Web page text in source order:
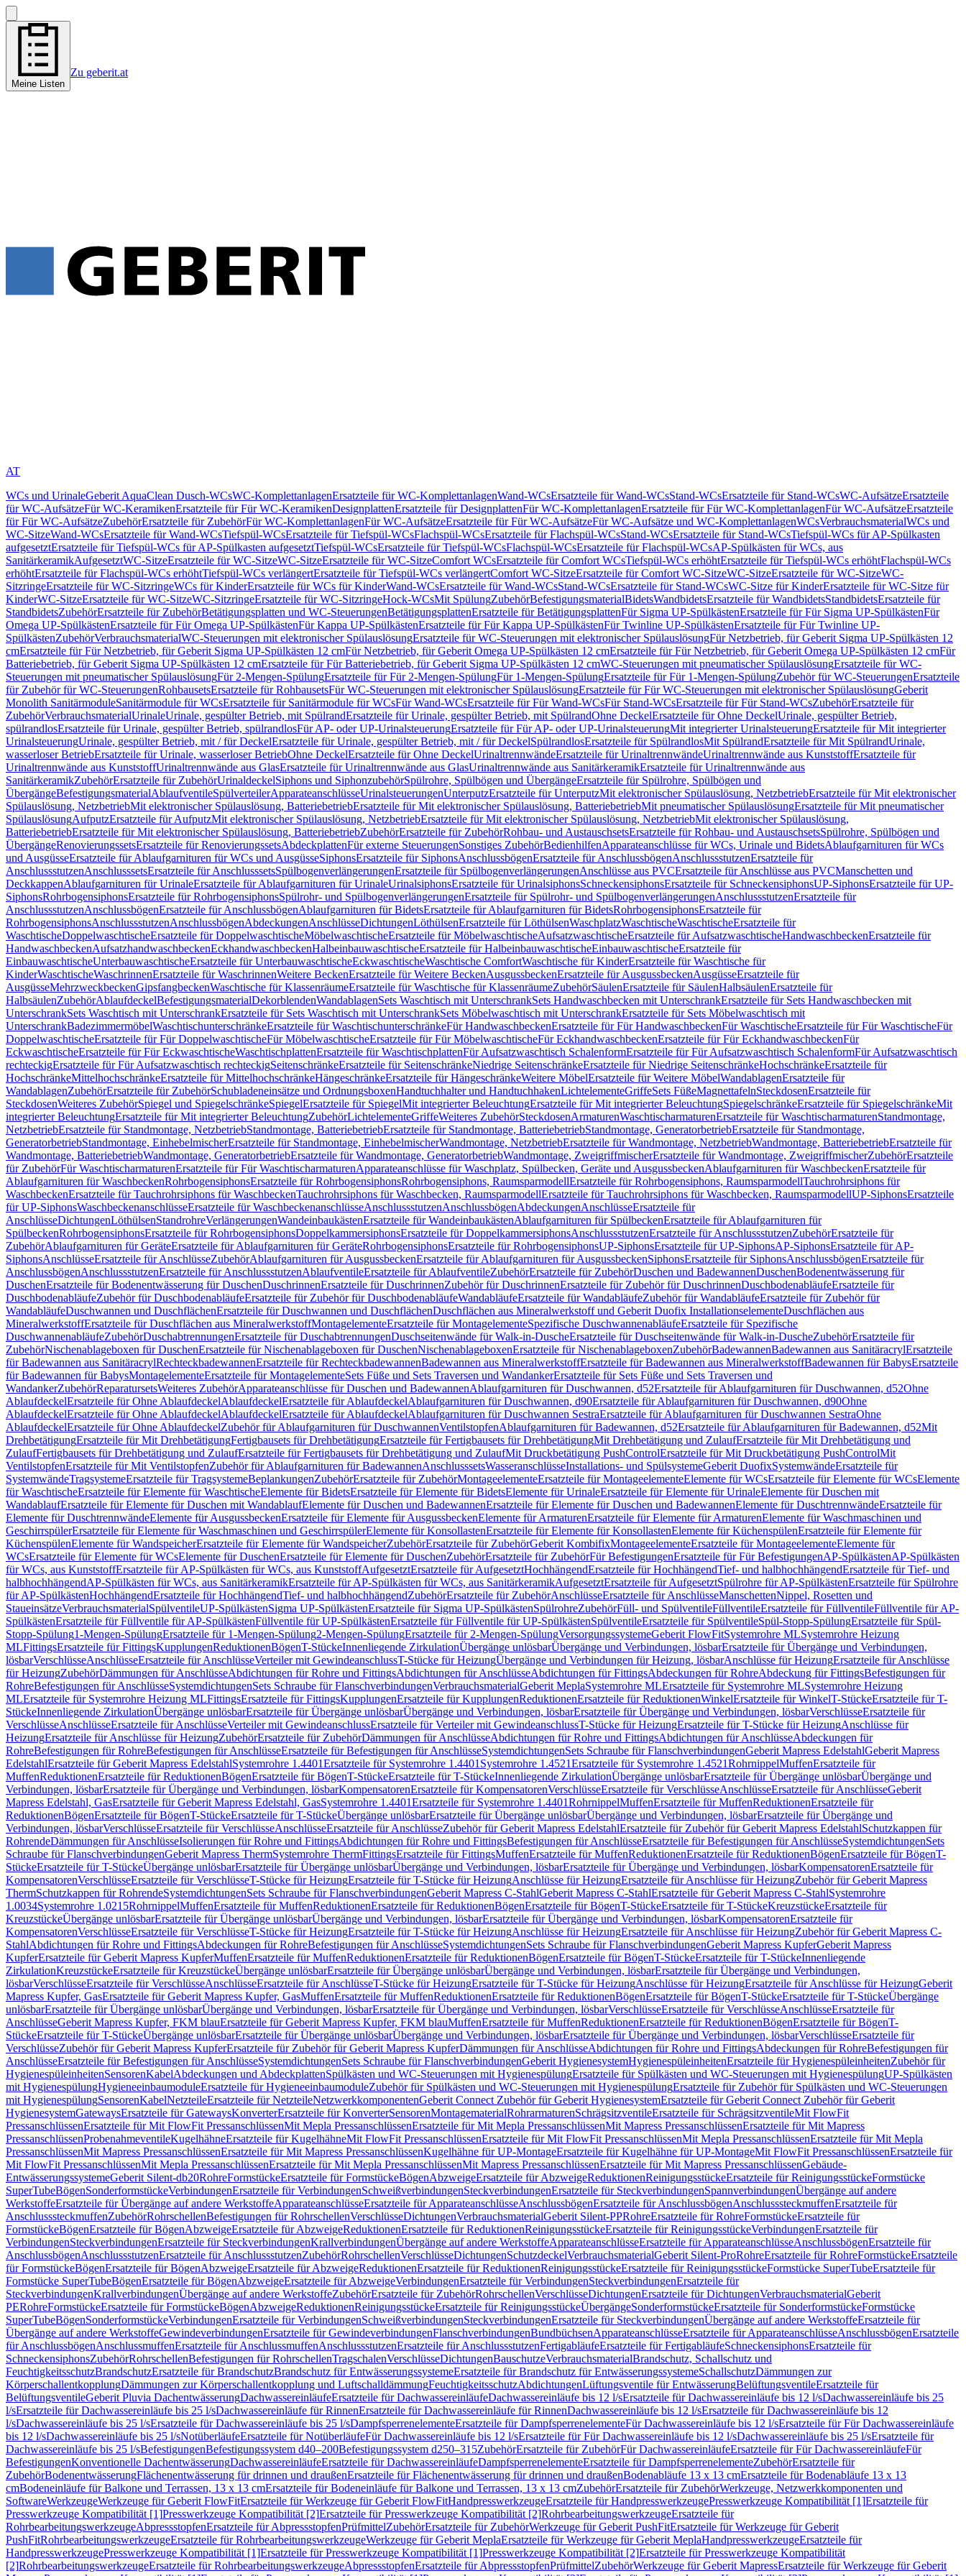
Meine Listen
Zu geberit.at
AT
WCs und UrinaleGeberit AquaClean Dusch-WCsWC-KomplettanlagenErsatzteile für WC-KomplettanlagenWand-WCsErsatzteile für Wand-WCsStand-WCsErsatzteile für Stand-WCsWC-AufsätzeErsatzteile
für WC-AufsätzeFür WC-KeramikenErsatzteile für Für WC-KeramikenDesignplattenErsatzteile für DesignplattenFür WC-KomplettanlagenErsatzteile für Für WC-KomplettanlagenFür WC-AufsätzeErsatzteile
für Für WC-AufsätzeZubehörErsatzteile für ZubehörFür WC-KomplettanlagenFür WC-AufsätzeErsatzteile für Für WC-AufsätzeFür WC-Aufsätze und WC-KomplettanlagenWCsVerbrauchsmaterialWCs und
WC-SitzeWand-WCsErsatzteile für Wand-WCsTiefspül-WCsErsatzteile für Tiefspül-WCsFlachspül-WCsErsatzteile für Flachspül-WCsStand-WCsErsatzteile für Stand-WCsTiefspül-WCs für AP-Spülkasten
aufgesetztErsatzteile für Tiefspül-WCs für AP-Spülkasten aufgesetztTiefspül-WCsErsatzteile für Tiefspül-WCsFlachspül-WCsErsatzteile für Flachspül-WCsAP-Spülkästen für WCs, aus
SanitärkeramikAufgesetztWC-SitzeErsatzteile für WC-SitzeWC-SitzeErsatzteile für WC-SitzeComfort WCsErsatzteile für Comfort WCsTiefspül-WCs erhöhtErsatzteile für Tiefspül-WCs erhöhtFlachspül-WCs
erhöhtErsatzteile für Flachspül-WCs erhöhtTiefspül-WCs verlängertErsatzteile für Tiefspül-WCs verlängertComfort WC-SitzeErsatzteile für Comfort WC-SitzeWC-SitzeErsatzteile für WC-SitzeWC-
SitzringeErsatzteile für WC-SitzringeWCs für KinderErsatzteile für WCs für KinderWand-WCsErsatzteile für Wand-WCsStand-WCsErsatzteile für Stand-WCsWC-Sitze für KinderErsatzteile für WC-Sitze für
KinderWC-SitzeErsatzteile für WC-SitzeWC-SitzringeErsatzteile für WC-SitzringeHock-WCsMit SpülungZubehörBefestigungsmaterialBidetsWandbidetsErsatzteile für WandbidetsStandbidetsErsatzteile für
StandbidetsZubehörErsatzteile für ZubehörBetätigungsplatten und WC-SteuerungenBetätigungsplattenErsatzteile für BetätigungsplattenFür Sigma UP-SpülkästenErsatzteile für Für Sigma UP-SpülkästenFür
Omega UP-SpülkästenErsatzteile für Für Omega UP-SpülkästenFür Kappa UP-SpülkästenErsatzteile für Für Kappa UP-SpülkästenFür Twinline UP-SpülkästenErsatzteile für Für Twinline UP-
SpülkästenZubehörVerbrauchsmaterialWC-Steuerungen mit elektronischer SpülauslösungErsatzteile für WC-Steuerungen mit elektronischer SpülauslösungFür Netzbetrieb, für Geberit Sigma UP-Spülkästen 12
cmErsatzteile für Für Netzbetrieb, für Geberit Sigma UP-Spülkästen 12 cmFür Netzbetrieb, für Geberit Omega UP-Spülkästen 12 cmErsatzteile für Für Netzbetrieb, für Geberit Omega UP-Spülkästen 12 cmFür
Batteriebetrieb, für Geberit Sigma UP-Spülkästen 12 cmErsatzteile für Für Batteriebetrieb, für Geberit Sigma UP-Spülkästen 12 cmWC-Steuerungen mit pneumatischer SpülauslösungErsatzteile für WC-
Steuerungen mit pneumatischer SpülauslösungFür 2-Mengen-SpülungErsatzteile für Für 2-Mengen-SpülungFür 1-Mengen-SpülungErsatzteile für Für 1-Mengen-SpülungZubehör für WC-SteuerungenErsatzteile
für Zubehör für WC-SteuerungenRohbausetsErsatzteile für RohbausetsFür WC-Steuerungen mit elektronischer SpülauslösungErsatzteile für Für WC-Steuerungen mit elektronischer SpülauslösungGeberit
Monolith SanitärmoduleSanitärmodule für WCsErsatzteile für Sanitärmodule für WCsFür Wand-WCsErsatzteile für Für Wand-WCsFür Stand-WCsErsatzteile für Für Stand-WCsZubehörErsatzteile für
ZubehörVerbrauchsmaterialUrinaleUrinale, gespülter Betrieb, mit SpülrandErsatzteile für Urinale, gespülter Betrieb, mit SpülrandOhne DeckelErsatzteile für Ohne DeckelUrinale, gespülter Betrieb,
spülrandlosErsatzteile für Urinale, gespülter Betrieb, spülrandlosFür AP- oder UP-UrinalsteuerungErsatzteile für Für AP- oder UP-UrinalsteuerungMit integrierter UrinalsteuerungErsatzteile für Mit integrierter
UrinalsteuerungUrinale, gespülter Betrieb, mit / für DeckelErsatzteile für Urinale, gespülter Betrieb, mit / für DeckelSpülrandlosErsatzteile für SpülrandlosMit SpülrandErsatzteile für Mit SpülrandUrinale,
wasserloser BetriebErsatzteile für Urinale, wasserloser BetriebOhne DeckelErsatzteile für Ohne DeckelUrinaltrennwändeErsatzteile für UrinaltrennwändeUrinaltrennwände aus KunststoffErsatzteile für
Urinaltrennwände aus KunststoffUrinaltrennwände aus GlasErsatzteile für Urinaltrennwände aus GlasUrinaltrennwände aus SanitärkeramikErsatzteile für Urinaltrennwände aus
SanitärkeramikZubehörErsatzteile für ZubehörUrinaldeckelSiphons und SiphonzubehörSpülrohre, Spülbögen und ÜbergängeErsatzteile für Spülrohre, Spülbögen und
ÜbergängeBefestigungsmaterialAblaufventileSpülverteilerApparateanschlüsseUrinalsteuerungenUnterputzErsatzteile für UnterputzMit elektronischer Spülauslösung, NetzbetriebErsatzteile für Mit elektronischer
Spülauslösung, NetzbetriebMit elektronischer Spülauslösung, BatteriebetriebErsatzteile für Mit elektronischer Spülauslösung, BatteriebetriebMit pneumatischer SpülauslösungErsatzteile für Mit pneumatischer
SpülauslösungAufputzErsatzteile für AufputzMit elektronischer Spülauslösung, NetzbetriebErsatzteile für Mit elektronischer Spülauslösung, NetzbetriebMit elektronischer Spülauslösung,
BatteriebetriebErsatzteile für Mit elektronischer Spülauslösung, BatteriebetriebZubehörErsatzteile für ZubehörRohbau- und AustauschsetsErsatzteile für Rohbau- und AustauschsetsSpülrohre, Spülbögen und
ÜbergängeRenovierungssetsErsatzteile für RenovierungssetsAbdeckplattenFür externe SteuerungenSonstiges ZubehörBedienhilfenApparateanschlüsse für WCs, Urinale und BidetsAblaufgarnituren für WCs
und AusgüsseErsatzteile für Ablaufgarnituren für WCs und AusgüsseSiphonsErsatzteile für SiphonsAnschlussbögenErsatzteile für AnschlussbögenAnschlussstutzenErsatzteile für
AnschlussstutzenAnschlusssetsErsatzteile für AnschlusssetsSpülbogenverlängerungenErsatzteile für SpülbogenverlängerungenAnschlüsse aus PVCErsatzteile für Anschlüsse aus PVCManschetten und
DeckkappenAblaufgarnituren für UrinaleErsatzteile für Ablaufgarnituren für UrinaleUrinalsiphonsErsatzteile für UrinalsiphonsSchneckensiphonsErsatzteile für SchneckensiphonsUP-SiphonsErsatzteile für UP-
SiphonsRohrbogensiphonsErsatzteile für RohrbogensiphonsSpülrohr- und SpülbogenverlängerungenErsatzteile für Spülrohr- und SpülbogenverlängerungenAnschlussstutzenErsatzteile für
AnschlussstutzenAnschlussbögenErsatzteile für AnschlussbögenAblaufgarnituren für BidetsErsatzteile für Ablaufgarnituren für BidetsRohrbogensiphonsErsatzteile für
RohrbogensiphonsAnschlussstutzenAnschlussbögenAbdeckungenAnschlüsseDichtungenLöthülsenErsatzteile für LöthülsenWaschplatzWaschtischeWaschtischeErsatzteile für
WaschtischeDoppelwaschtischeErsatzteile für DoppelwaschtischeMöbelwaschtischeErsatzteile für MöbelwaschtischeAufsatzwaschtischeErsatzteile für AufsatzwaschtischeHandwaschbeckenErsatzteile für
HandwaschbeckenAufsatzhandwaschbeckenEckhandwaschbeckenHalbeinbauwaschtischeErsatzteile für HalbeinbauwaschtischeEinbauwaschtischeErsatzteile für
EinbauwaschtischeUnterbauwaschtischeErsatzteile für UnterbauwaschtischeEckwaschtischeWaschtische ComfortWaschtische für KinderErsatzteile für Waschtische für
KinderWaschtischeWaschrinnenErsatzteile für WaschrinnenWeitere BeckenErsatzteile für Weitere BeckenAusgussbeckenErsatzteile für AusgussbeckenAusgüsseErsatzteile für
AusgüsseMehrzweckbeckenGipsfangbeckenWaschtische für KlassenräumeErsatzteile für Waschtische für KlassenräumeZubehörSäulenErsatzteile für SäulenHalbsäulenErsatzteile für
HalbsäulenZubehörAblaufdeckelBefestigungsmaterialDekorblendenWandablagenSets Waschtisch mit UnterschrankSets Handwaschbecken mit UnterschrankErsatzteile für Sets Handwaschbecken mit
UnterschrankSets Waschtisch mit UnterschrankErsatzteile für Sets Waschtisch mit UnterschrankSets Möbelwaschtisch mit UnterschrankErsatzteile für Sets Möbelwaschtisch mit
UnterschrankBadezimmermöbelWaschtischunterschränkeErsatzteile für WaschtischunterschränkeFür HandwaschbeckenErsatzteile für Für HandwaschbeckenFür WaschtischeErsatzteile für Für WaschtischeFür
DoppelwaschtischeErsatzteile für Für DoppelwaschtischeFür MöbelwaschtischeErsatzteile für Für MöbelwaschtischeFür EckhandwaschbeckenErsatzteile für Für EckhandwaschbeckenFür
EckwaschtischeErsatzteile für Für EckwaschtischeWaschtischplattenErsatzteile für WaschtischplattenFür Aufsatzwaschtisch SchalenformErsatzteile für Für Aufsatzwaschtisch SchalenformFür Aufsatzwaschtisch
rechteckigErsatzteile für Für Aufsatzwaschtisch rechteckigSeitenschränkeErsatzteile für SeitenschränkeNiedrige SeitenschränkeErsatzteile für Niedrige SeitenschränkeHochschränkeErsatzteile für
HochschränkeMittelhochschränkeErsatzteile für MittelhochschränkeHängeschränkeErsatzteile für HängeschränkeWeitere MöbelErsatzteile für Weitere MöbelWandablagenErsatzteile für
WandablagenZubehörErsatzteile für ZubehörSchubladeneinsätze und OrdnungsboxenHandtuchhalter und HandtuchhakenLichtelementeGriffeSets FüßeMagnettafelnSteckdosenErsatzteile für
SteckdosenWeiteres ZubehörSpiegel und SpiegelschränkeSpiegelErsatzteile für SpiegelMit integrierter BeleuchtungErsatzteile für Mit integrierter BeleuchtungSpiegelschränkeErsatzteile für SpiegelschränkeMit
integrierter BeleuchtungErsatzteile für Mit integrierter BeleuchtungZubehörLichtelementeGriffeWeiteres ZubehörSteckdosenArmaturenWaschtischarmaturenErsatzteile für WaschtischarmaturenStandmontage,
NetzbetriebErsatzteile für Standmontage, NetzbetriebStandmontage, BatteriebetriebErsatzteile für Standmontage, BatteriebetriebStandmontage, GeneratorbetriebErsatzteile für Standmontage,
GeneratorbetriebStandmontage, EinhebelmischerErsatzteile für Standmontage, EinhebelmischerWandmontage, NetzbetriebErsatzteile für Wandmontage, NetzbetriebWandmontage, BatteriebetriebErsatzteile für
Wandmontage, BatteriebetriebWandmontage, GeneratorbetriebErsatzteile für Wandmontage, GeneratorbetriebWandmontage, ZweigriffmischerErsatzteile für Wandmontage, ZweigriffmischerZubehörErsatzteile
für ZubehörFür WaschtischarmaturenErsatzteile für Für WaschtischarmaturenApparateanschlüsse für Waschplatz, Spülbecken, Geräte und AusgussbeckenAblaufgarnituren für WaschbeckenErsatzteile für
Ablaufgarnituren für WaschbeckenRohrbogensiphonsErsatzteile für RohrbogensiphonsRohrbogensiphons, RaumsparmodellErsatzteile für Rohrbogensiphons, RaumsparmodellTauchrohrsiphons für
WaschbeckenErsatzteile für Tauchrohrsiphons für WaschbeckenTauchrohrsiphons für Waschbecken, RaumsparmodellErsatzteile für Tauchrohrsiphons für Waschbecken, RaumsparmodellUP-SiphonsErsatzteile
für UP-SiphonsWaschbeckenanschlüsseErsatzteile für WaschbeckenanschlüsseAnschlussstutzenAnschlussbögenAbdeckungenAnschlüsseErsatzteile für
AnschlüsseDichtungenLöthülsenStandrohreVerlängerungenWandeinbaukästenErsatzteile für WandeinbaukästenAblaufgarnituren für SpülbeckenErsatzteile für Ablaufgarnituren für
SpülbeckenRohrbogensiphonsErsatzteile für RohrbogensiphonsDoppelkammersiphonsErsatzteile für DoppelkammersiphonsAnschlussstutzenErsatzteile für AnschlussstutzenZubehörErsatzteile für
ZubehörAblaufgarnituren für GeräteErsatzteile für Ablaufgarnituren für GeräteRohrbogensiphonsErsatzteile für RohrbogensiphonsUP-SiphonsErsatzteile für UP-SiphonsAP-SiphonsErsatzteile für AP-
SiphonsAnschlüsseErsatzteile für AnschlüsseZubehörAblaufgarnituren für AusgussbeckenErsatzteile für Ablaufgarnituren für AusgussbeckenSiphonsErsatzteile für SiphonsAnschlussbögenErsatzteile für
AnschlussbögenAnschlussstutzenErsatzteile für AnschlussstutzenAblaufventileErsatzteile für AblaufventileZubehörErsatzteile für ZubehörDuschen und BadewannenDuschenBodenentwässerung für
DuschenErsatzteile für Bodenentwässerung für DuschenDuschrinnenErsatzteile für DuschrinnenZubehör für DuschrinnenErsatzteile für Zubehör für DuschrinnenDuschbodenabläufeErsatzteile für
DuschbodenabläufeZubehör für DuschbodenabläufeErsatzteile für Zubehör für DuschbodenabläufeWandabläufeErsatzteile für WandabläufeZubehör für WandabläufeErsatzteile für Zubehör für
WandabläufeDuschwannen und DuschflächenErsatzteile für Duschwannen und DuschflächenDuschflächen aus Mineralwerkstoff und Geberit Duofix InstallationselementeDuschflächen aus
MineralwerkstoffErsatzteile für Duschflächen aus MineralwerkstoffMontagelementeErsatzteile für MontagelementeSpezifische DuschwannenabläufeErsatzteile für Spezifische
DuschwannenabläufeZubehörDuschabtrennungenErsatzteile für DuschabtrennungenDuschseitenwände für Walk-in-DuscheErsatzteile für Duschseitenwände für Walk-in-DuscheZubehörErsatzteile für
ZubehörNischenablageboxen für DuschenErsatzteile für Nischenablageboxen für DuschenNischenablageboxenErsatzteile für NischenablageboxenZubehörBadewannenBadewannen aus SanitäracrylErsatzteile
für Badewannen aus SanitäracrylRechteckbadewannenErsatzteile für RechteckbadewannenBadewannen aus MineralwerkstoffErsatzteile für Badewannen aus MineralwerkstoffBadewannen für BabysErsatzteile
für Badewannen für BabysMontagelementeErsatzteile für MontagelementeSets Füße und Sets Traversen und WandankerErsatzteile für Sets Füße und Sets Traversen und
WandankerZubehörReparatursetsWeiteres ZubehörApparateanschlüsse für Duschen und BadewannenAblaufgarnituren für Duschwannen, d52Ersatzteile für Ablaufgarnituren für Duschwannen, d52Ohne
AblaufdeckelErsatzteile für Ohne AblaufdeckelAblaufdeckelErsatzteile für AblaufdeckelAblaufgarnituren für Duschwannen, d90Ersatzteile für Ablaufgarnituren für Duschwannen, d90Ohne
AblaufdeckelErsatzteile für Ohne AblaufdeckelAblaufdeckelErsatzteile für AblaufdeckelAblaufgarnituren für Duschwannen SestraErsatzteile für Ablaufgarnituren für Duschwannen SestraOhne
AblaufdeckelErsatzteile für Ohne AblaufdeckelZubehör für Ablaufgarnituren für DuschwannenVentilstopfenAblaufgarnituren für Badewannen, d52Ersatzteile für Ablaufgarnituren für Badewannen, d52Mit
DrehbetätigungErsatzteile für Mit DrehbetätigungFertigbausets für DrehbetätigungErsatzteile für Fertigbausets für DrehbetätigungMit Drehbetätigung und ZulaufErsatzteile für Mit Drehbetätigung und
ZulaufFertigbausets für Drehbetätigung und ZulaufErsatzteile für Fertigbausets für Drehbetätigung und ZulaufMit Druckbetätigung PushControlErsatzteile für Mit Druckbetätigung PushControlMit
VentilstopfenErsatzteile für Mit VentilstopfenZubehör für Ablaufgarnituren für BadewannenAnschlusssetsWasseranschlüsseInstallations- und SpülsystemeGeberit DuofixSystemwändeErsatzteile für
SystemwändeTragsystemeErsatzteile für TragsystemeBeplankungenZubehörErsatzteile für ZubehörMontageelementeErsatzteile für MontageelementeElemente für WCsErsatzteile für Elemente für WCsElemente
für WaschtischeErsatzteile für Elemente für WaschtischeElemente für BidetsErsatzteile für Elemente für BidetsElemente für UrinaleErsatzteile für Elemente für UrinaleElemente für Duschen mit
WandablaufErsatzteile für Elemente für Duschen mit WandablaufElemente für Duschen und BadewannenErsatzteile für Elemente für Duschen und BadewannenElemente für DuschtrennwändeErsatzteile für
Elemente für DuschtrennwändeElemente für AusgussbeckenErsatzteile für Elemente für AusgussbeckenElemente für ArmaturenErsatzteile für Elemente für ArmaturenElemente für Waschmaschinen und
GeschirrspülerErsatzteile für Elemente für Waschmaschinen und GeschirrspülerElemente für KonsollastenErsatzteile für Elemente für KonsollastenElemente für KüchenspülenErsatzteile für Elemente für
KüchenspülenElemente für WandspeicherErsatzteile für Elemente für WandspeicherZubehörErsatzteile für ZubehörGeberit KombifixMontageelementeErsatzteile für MontageelementeElemente für
WCsErsatzteile für Elemente für WCsElemente für DuschenErsatzteile für Elemente für DuschenZubehörErsatzteile für ZubehörFür BefestigungenErsatzteile für Für BefestigungenAP-SpülkästenAP-Spülkästen
für WCs, aus KunststoffErsatzteile für AP-Spülkästen für WCs, aus KunststoffAufgesetztErsatzteile für AufgesetztHochhängendErsatzteile für HochhängendTief- und halbhochhängendErsatzteile für Tief- und
halbhochhängendAP-Spülkästen für WCs, aus SanitärkeramikErsatzteile für AP-Spülkästen für WCs, aus SanitärkeramikAufgesetztErsatzteile für AufgesetztSpülrohre für AP-SpülkästenErsatzteile für Spülrohre
für AP-SpülkästenHochhängendErsatzteile für HochhängendTief- und halbhochhängendZubehörErsatzteile für ZubehörAnschlüsseErsatzteile für AnschlüsseManschettenNippel, Rosetten und
StaueinsätzeVerbrauchsmaterialSpülventileUP-SpülkästenSigma UP-SpülkästenErsatzteile für Sigma UP-SpülkästenSpülrohreZubehörFüll- und SpülventileFüllventileErsatzteile für FüllventileFüllventile für AP-
SpülkästenErsatzteile für Füllventile für AP-SpülkästenFüllventile für UP-SpülkästenErsatzteile für Füllventile für UP-SpülkästenSpülventileErsatzteile für SpülventileSpül-Stopp-SpülungErsatzteile für Spül-
Stopp-Spülung1-Mengen-SpülungErsatzteile für 1-Mengen-Spülung2-Mengen-SpülungErsatzteile für 2-Mengen-SpülungVersorgungssystemeGeberit FlowFitSystemrohre MLSystemrohre Heizung
MLFittingsErsatzteile für FittingsKupplungenReduktionenBögenT-StückeInnenliegende ZirkulationÜbergänge unlösbarÜbergänge und Verbindungen, lösbarErsatzteile für Übergänge und Verbindungen,
lösbarVerschlüsseAnschlüsseErsatzteile für AnschlüsseVerteiler mit GewindeanschlussT-Stücke für HeizungÜbergänge und Verbindungen für Heizung, lösbarAnschlüsse für HeizungErsatzteile für Anschlüsse
für HeizungZubehörDämmungen für AnschlüsseAbdichtungen für Rohre und FittingsAbdichtungen für AnschlüsseAbdichtungen für FittingsAbdeckungen für RohreAbdeckung für FittingsBefestigungen für
RohreBefestigungen für AnschlüsseSystemdichtungenSets Schraube für FlanschverbindungenVerbrauchsmaterialGeberit MeplaSystemrohre MLErsatzteile für Systemrohre MLSystemrohre Heizung
MLErsatzteile für Systemrohre Heizung MLFittingsErsatzteile für FittingsKupplungenErsatzteile für KupplungenReduktionenErsatzteile für ReduktionenWinkelErsatzteile für WinkelT-StückeErsatzteile für T-
StückeInnenliegende ZirkulationÜbergänge unlösbarErsatzteile für Übergänge unlösbarÜbergänge und Verbindungen, lösbarErsatzteile für Übergänge und Verbindungen, lösbarVerschlüsseErsatzteile für
VerschlüsseAnschlüsseErsatzteile für AnschlüsseVerteiler mit GewindeanschlussErsatzteile für Verteiler mit GewindeanschlussT-Stücke für HeizungErsatzteile für T-Stücke für HeizungAnschlüsse für
HeizungErsatzteile für Anschlüsse für HeizungZubehörErsatzteile für ZubehörDämmungen für AnschlüsseAbdichtungen für Rohre und FittingsAbdichtungen für AnschlüsseAbdeckungen für
RohreBefestigungen für RohreBefestigungen für AnschlüsseErsatzteile für Befestigungen für AnschlüsseSystemdichtungenSets Schraube für FlanschverbindungenGeberit Mapress EdelstahlGeberit Mapress
EdelstahlErsatzteile für Geberit Mapress EdelstahlSystemrohre 1.4401Ersatzteile für Systemrohre 1.4401 Systemrohre 1.4521Ersatzteile für Systemrohre 1.4521RohrnippelMuffenErsatzteile für
MuffenReduktionenErsatzteile für ReduktionenBögenErsatzteile für BögenT-StückeErsatzteile für T-StückeInnenliegende ZirkulationÜbergänge unlösbarErsatzteile für Übergänge unlösbarÜbergänge und
Verbindungen, lösbarErsatzteile für Übergänge und Verbindungen, lösbarKompensatorenErsatzteile für KompensatorenVerschlüsseErsatzteile für VerschlüsseAnschlüsseErsatzteile für AnschlüsseGeberit
Mapress Edelstahl, GasErsatzteile für Geberit Mapress Edelstahl, GasSystemrohre 1.4401Ersatzteile für Systemrohre 1.4401RohrnippelMuffenErsatzteile für MuffenReduktionenErsatzteile für
ReduktionenBögenErsatzteile für BögenT-StückeErsatzteile für T-StückeÜbergänge unlösbarErsatzteile für Übergänge unlösbarÜbergänge und Verbindungen, lösbarErsatzteile für Übergänge und
Verbindungen, lösbarVerschlüsseErsatzteile für VerschlüsseAnschlüsseErsatzteile für AnschlüsseZubehör für Geberit Mapress EdelstahlErsatzteile für Zubehör für Geberit Mapress EdelstahlSchutzkappen für
RohrendeDämmungen für AnschlüsseIsolierungen für Rohre und FittingsAbdichtungen für Rohre und FittingsBefestigungen für AnschlüsseErsatzteile für Befestigungen für AnschlüsseSystemdichtungenSets
Schraube für FlanschverbindungenGeberit Mapress ThermSystemrohre ThermFittingsErsatzteile für FittingsMuffenErsatzteile für MuffenReduktionenErsatzteile für ReduktionenBögenErsatzteile für BögenT-
StückeErsatzteile für T-StückeÜbergänge unlösbarErsatzteile für Übergänge unlösbarÜbergänge und Verbindungen, lösbarErsatzteile für Übergänge und Verbindungen, lösbarKompensatorenErsatzteile für
KompensatorenVerschlüsseErsatzteile für VerschlüsseT-Stücke für HeizungErsatzteile für T-Stücke für HeizungAnschlüsse für HeizungErsatzteile für Anschlüsse für HeizungZubehör für Geberit Mapress
ThermSchutzkappen für RohrendeSystemdichtungenSets Schraube für FlanschverbindungenGeberit Mapress C-StahlGeberit Mapress C-StahlErsatzteile für Geberit Mapress C-StahlSystemrohre
1.0034Systemrohre 1.0215RohrnippelMuffenErsatzteile für MuffenReduktionenErsatzteile für ReduktionenBögenErsatzteile für BögenT-StückeErsatzteile für T-StückeKreuzstückeErsatzteile für
KreuzstückeÜbergänge unlösbarErsatzteile für Übergänge unlösbarÜbergänge und Verbindungen, lösbarErsatzteile für Übergänge und Verbindungen, lösbarKompensatorenErsatzteile für
KompensatorenVerschlüsseErsatzteile für VerschlüsseT-Stücke für HeizungErsatzteile für T-Stücke für HeizungAnschlüsse für HeizungErsatzteile für Anschlüsse für HeizungZubehör für Geberit Mapress C-
StahlAbdichtungen für Rohre und FittingsAbdeckungen für RohreBefestigungen für AnschlüsseSystemdichtungenSets Schraube für FlanschverbindungenGeberit Mapress KupferGeberit Mapress
KupferErsatzteile für Geberit Mapress KupferMuffenErsatzteile für MuffenReduktionenErsatzteile für ReduktionenBögenErsatzteile für BögenT-StückeErsatzteile für T-StückeInnenliegende
ZirkulationKreuzstückeErsatzteile für KreuzstückeÜbergänge unlösbarErsatzteile für Übergänge unlösbarÜbergänge und Verbindungen, lösbarErsatzteile für Übergänge und Verbindungen,
lösbarVerschlüsseErsatzteile für VerschlüsseAnschlüsseErsatzteile für AnschlüsseT-Stücke für HeizungErsatzteile für T-Stücke für HeizungAnschlüsse für HeizungErsatzteile für Anschlüsse für HeizungGeberit
Mapress Kupfer, GasErsatzteile für Geberit Mapress Kupfer, GasMuffenErsatzteile für MuffenReduktionenErsatzteile für ReduktionenBögenErsatzteile für BögenT-StückeErsatzteile für T-StückeÜbergänge
unlösbarErsatzteile für Übergänge unlösbarÜbergänge und Verbindungen, lösbarErsatzteile für Übergänge und Verbindungen, lösbarVerschlüsseErsatzteile für VerschlüsseAnschlüsseErsatzteile für
AnschlüsseGeberit Mapress Kupfer, FKM blauErsatzteile für Geberit Mapress Kupfer, FKM blauMuffenErsatzteile für MuffenReduktionenErsatzteile für ReduktionenBögenErsatzteile für BögenT-
StückeErsatzteile für T-StückeÜbergänge unlösbarErsatzteile für Übergänge unlösbarÜbergänge und Verbindungen, lösbarErsatzteile für Übergänge und Verbindungen, lösbarVerschlüsseErsatzteile für
VerschlüsseZubehör für Geberit Mapress KupferErsatzteile für Zubehör für Geberit Mapress KupferDämmungen für AnschlüsseAbdichtungen für Rohre und FittingsAbdeckungen für RohreBefestigungen für
AnschlüsseErsatzteile für Befestigungen für AnschlüsseSystemdichtungenSets Schraube für FlanschverbindungenGeberit HygienesystemHygienespüleinheitenErsatzteile für HygienespüleinheitenZubehör für
HygienespüleinheitenSensorenKabelAbdeckungen und AbdeckplattenSpülkästen und WC-Steuerungen mit HygienespülungErsatzteile für Spülkästen und WC-Steuerungen mit HygienespülungUP-Spülkästen
mit HygienespülungHygieneeinbaumoduleErsatzteile für HygieneeinbaumoduleZubehör für Spülkästen und WC-Steuerungen mit HygienespülungErsatzteile für Zubehör für Spülkästen und WC-Steuerungen
mit HygienespülungSensorenKabelNetzteileErsatzteile für NetzteileNetzwerkkomponentenGeberit Connect Zubehör für Geberit HygienesystemErsatzteile für Geberit Connect Zubehör für Geberit
HygienesystemGatewaysErsatzteile für GatewaysKonverterErsatzteile für KonverterSensorenMontagematerialRohrarmaturenSchrägsitzventileErsatzteile für SchrägsitzventileMit FlowFit
PressanschlüssenErsatzteile für Mit FlowFit PressanschlüssenMit Mepla PressanschlüssenErsatzteile für Mit Mepla PressanschlüssenMit Mapress PressanschlüssenErsatzteile für Mit Mapress
PressanschlüssenProbenahmeventileKugelhähneErsatzteile für KugelhähneMit FlowFit PressanschlüssenErsatzteile für Mit FlowFit PressanschlüssenMit Mepla PressanschlüssenErsatzteile für Mit Mepla
PressanschlüssenMit Mapress PressanschlüssenErsatzteile für Mit Mapress PressanschlüssenKugelhähne für UP-MontageErsatzteile für Kugelhähne für UP-MontageMit FlowFit PressanschlüssenErsatzteile für
Mit FlowFit PressanschlüssenMit Mepla PressanschlüssenErsatzteile für Mit Mepla PressanschlüssenMit Mapress PressanschlüssenErsatzteile für Mit Mapress PressanschlüssenGebäude-
EntwässerungssystemeGeberit Silent-db20RohreFormstückeErsatzteile für FormstückeBögenAbzweigeErsatzteile für AbzweigeReduktionenReinigungsstückeErsatzteile für ReinigungsstückeFormstücke
SuperTubeBögenSonderformstückeVerbindungenErsatzteile für VerbindungenSchweißverbindungenSteckverbindungenErsatzteile für SteckverbindungenSpannverbindungenÜbergänge auf andere
WerkstoffeErsatzteile für Übergänge auf andere WerkstoffeApparateanschlüsseErsatzteile für ApparateanschlüsseAnschlussbögenErsatzteile für AnschlussbögenAnschlusssteckmuffenErsatzteile für
AnschlusssteckmuffenZubehörRohrschellenBefestigungen für RohrschellenVerschlüsseDichtungenVerbrauchsmaterialGeberit Silent-PPRohreErsatzteile für RohreFormstückeErsatzteile für
FormstückeBögenErsatzteile für BögenAbzweigeErsatzteile für AbzweigeReduktionenErsatzteile für ReduktionenReinigungsstückeErsatzteile für ReinigungsstückeVerbindungenErsatzteile für
VerbindungenSteckverbindungenErsatzteile für SteckverbindungenKrallverbindungenÜbergänge auf andere WerkstoffeApparateanschlüsseErsatzteile für ApparateanschlüsseAnschlussbögenErsatzteile für
AnschlussbögenAnschlussstutzenErsatzteile für AnschlussstutzenZubehörRohrschellenVerschlüsseDichtungenSchutzdeckelVerbrauchsmaterialGeberit Silent-ProRohreErsatzteile für RohreFormstückeErsatzteile
für FormstückeBögenErsatzteile für BögenAbzweigeErsatzteile für AbzweigeReduktionenErsatzteile für ReduktionenReinigungsstückeErsatzteile für ReinigungsstückeFormstücke SuperTubeErsatzteile für
Formstücke SuperTubeBögenErsatzteile für BögenAbzweigeErsatzteile für AbzweigeVerbindungenErsatzteile für VerbindungenSteckverbindungenErsatzteile für
SteckverbindungenKrallverbindungenÜbergänge auf andere WerkstoffeZubehörErsatzteile für ZubehörRohrschellenVerschlüsseDichtungenErsatzteile für DichtungenVerbrauchsmaterialGeberit
PERohreFormstückeErsatzteile für FormstückeBögenAbzweigeReduktionenReinigungsstückeErsatzteile für ReinigungsstückeÜbergängeSonderformstückeErsatzteile für SonderformstückeFormstücke
SuperTubeBögenSonderformstückeVerbindungenErsatzteile für VerbindungenSchweißverbindungenSteckverbindungenErsatzteile für SteckverbindungenÜbergänge auf andere WerkstoffeErsatzteile für
Übergänge auf andere WerkstoffeGewindeverbindungenErsatzteile für GewindeverbindungenFlanschverbindungenBundbüchsenApparateanschlüsseErsatzteile für ApparateanschlüsseAnschlussbögenErsatzteile
für AnschlussbögenAnschlussmuffenErsatzteile für AnschlussmuffenAnschlussstutzenErsatzteile für AnschlussstutzenFertigabläufeErsatzteile für FertigabläufeSchneckensiphonsErsatzteile für
SchneckensiphonsZubehörRohrschellenBefestigungen für RohrschellenTragschalenVerschlüsseDichtungenBauschutzeVerbrauchsmaterialBrandschutz, Schallschutz und
FeuchtigkeitsschutzBrandschutzErsatzteile für BrandschutzBrandschutz für EntwässerungssystemeErsatzteile für Brandschutz für EntwässerungssystemeSchallschutzDämmungen zur
KörperschallentkopplungDämmungen zur Körperschallentkopplung und LuftschalldämmungFeuchtigkeitsschutzAbdichtungenLüftungsventile für EntwässerungBelüftungsventileErsatzteile für
BelüftungsventileGeberit Pluvia DachentwässerungDachwassereinläufeErsatzteile für DachwassereinläufeDachwassereinläufe bis 12 l/sErsatzteile für Dachwassereinläufe bis 12 l/sDachwassereinläufe bis 25
l/sErsatzteile für Dachwassereinläufe bis 25 l/sDachwassereinläufe für RinnenErsatzteile für Dachwassereinläufe für RinnenDachwassereinläufe bis 12 l/sErsatzteile für Dachwassereinläufe bis 12
l/sDachwassereinläufe bis 25 l/sErsatzteile für Dachwassereinläufe bis 25 l/sDampfsperrenelementeErsatzteile für DampfsperrenelementeFür Dachwassereinläufe bis 12 l/sErsatzteile für Für Dachwassereinläufe
bis 12 l/sDachwassereinläufe bis 25 l/sNotüberläufeErsatzteile für NotüberläufeFür Dachwassereinläufe bis 12 l/sErsatzteile für Für Dachwassereinläufe bis 12 l/sDachwassereinläufe bis 25 l/sErsatzteile für
Dachwassereinläufe bis 25 l/sBefestigungenBefestigungssystem d40–200Befestigungssystem d250–315ZubehörErsatzteile für ZubehörFür DachwassereinläufeErsatzteile für Für DachwassereinläufeFür
BefestigungenKonventionelle DachentwässerungDachwassereinläufeErsatzteile für DachwassereinläufeDampfsperrenelementeErsatzteile für DampfsperrenelementeZubehörErsatzteile für
ZubehörBodenentwässerungFlächenentwässerung für drinnen und draußenErsatzteile für Flächenentwässerung für drinnen und draußenBodenabläufe 13 x 13 cmErsatzteile für Bodenabläufe 13 x 13
cmBodeneinläufe für Balkone und Terrassen, 13 x 13 cmErsatzteile für Bodeneinläufe für Balkone und Terrassen, 13 x 13 cmZubehörErsatzteile für ZubehörWerkzeuge, Netzwerkkomponenten und
SoftwareWerkzeugeWerkzeuge für Geberit FlowFitErsatzteile für Werkzeuge für Geberit FlowFitHandpresswerkzeugeErsatzteile für HandpresswerkzeugePresswerkzeuge Kompatibilität [1]Ersatzteile für
Presswerkzeuge Kompatibilität [1]Presswerkzeuge Kompatibilität [2]Ersatzteile für Presswerkzeuge Kompatibilität [2]RohrbearbeitungswerkzeugeErsatzteile für
RohrbearbeitungswerkzeugeAbpressstopfenErsatzteile für AbpressstopfenPrüfmittelZubehörErsatzteile für ZubehörWerkzeuge für Geberit PushFitErsatzteile für Werkzeuge für Geberit
PushFitRohrbearbeitungswerkzeugeErsatzteile für RohrbearbeitungswerkzeugeWerkzeuge für Geberit MeplaErsatzteile für Werkzeuge für Geberit MeplaHandpresswerkzeugeErsatzteile für
HandpresswerkzeugePresswerkzeuge Kompatibilität [1]Ersatzteile für Presswerkzeuge Kompatibilität [1]Presswerkzeuge Kompatibilität [2]Ersatzteile für Presswerkzeuge Kompatibilität
[2]RohrbearbeitungswerkzeugeErsatzteile für RohrbearbeitungswerkzeugeAbpressstopfenErsatzteile für AbpressstopfenPrüfmittelZubehörWerkzeuge für Geberit MapressErsatzteile für Werkzeuge für Geberit